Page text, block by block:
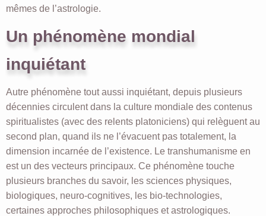
mêmes de l’astrologie.
Un phénomène mondial
inquiétant
Autre phénomène tout aussi inquiétant, depuis plusieurs
décennies circulent dans la culture mondiale des contenus
spiritualistes (avec des relents platoniciens) qui relèguent au
second plan, quand ils ne l’évacuent pas totalement, la
dimension incarnée de l’existence. Le transhumanisme en
est un des vecteurs principaux. Ce phénomène touche
plusieurs branches du savoir, les sciences physiques,
biologiques, neuro-cognitives, les bio-technologies,
certaines approches philosophiques et astrologiques.